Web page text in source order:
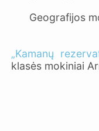
Geografijos
„Kamanų
klasės mokiniai